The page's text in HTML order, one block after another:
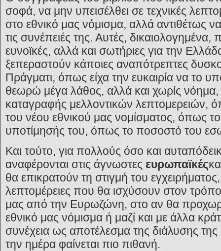
σοφά, να μην υπεισέλθει σε τεχνικές
στο εθνικό μας νόμισμα, αλλά αντιθέτως
τις συνέπειές της. Αυτές,
ευνοϊκές, αλλά και σωτήριες για την
ξεπεραστούν κάποιες αναπότρεπτες
Πράγματι, όπως είχα την ευκαιρία να το
θεωρώ μέγα λάθος, αλλά και χωρίς
καταγραφής μελλοντικών λεπτομερειών,
του νέου εθνικού μας νομίσματος, όπως
υποτίμησής του, όπως το ποσοστό του
Και τούτο, για πολλούς όσο και
αναφέρονται στις άγνωστες ευρωπαϊκές
θα επικρατούν τη στιγμή του
λεπτομέρειες που θα ισχύσουν στον
μας από την Ευρωζώνη, στο αν θα
εθνικό μας νόμισμα ή μαζί και με άλλα
συνέχεια ως αποτέλεσμα της διάλυσης
την ημέρα φαίνεται πιο πιθανή.